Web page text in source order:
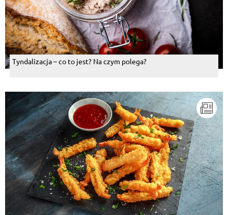
Tyndalizacja – co to jest? Na czym polega?